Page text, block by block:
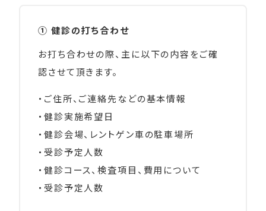
① 健診の打ち合わせ
お打ち合わせの際、主に以下の内容をご確
認させて頂きます。
・ご住所、ご連絡先などの基本情報
・健診実施希望日
・健診会場、レントゲン車の駐車場所
・受診予定人数
・健診コース、検査項目、費用について
・受診予定人数